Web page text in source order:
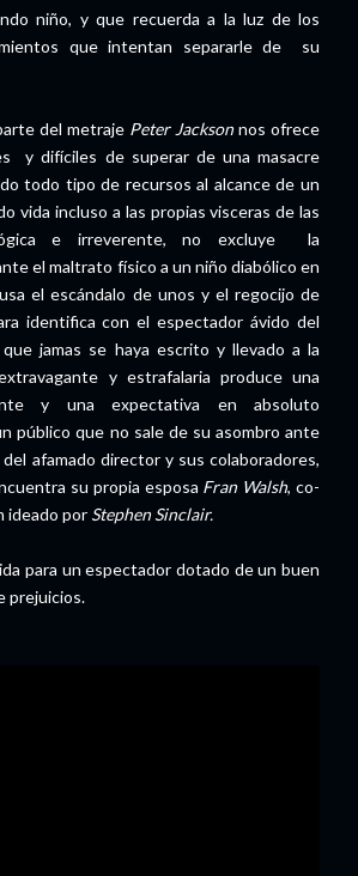
niño, y que recuerda a la luz de los
que intentan separarle de su
del metraje Peter Jacksonnos ofrece
y difíciles de superar de una masacre
todo tipo de recursos al alcance de un
vida incluso a las propias visceras de las
e irreverente, no excluye la
el maltrato físico a un niño diabólico en
el escándalo de unos y el regocijo de
identifica con el espectador ávido del
jamas se haya escrito y llevado a la
y estrafalaria produce una
y una expectativa en absoluto
público que no sale de su asombro ante
afamado director y sus colaboradores,
su propia esposa Fran Walsh, co-
ideado por Stephen Sinclair.
para un espectador dotado de un buen
prejuicios.